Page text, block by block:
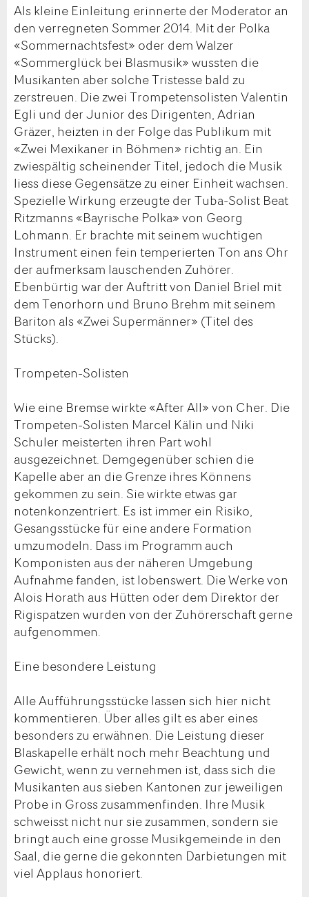
Als kleine Einleitung erinnerte der Moderator an
den verregneten Sommer 2014. Mit der Polka
«Sommernachtsfest» oder dem Walzer
«Sommerglück bei Blasmusik» wussten die
Musikanten aber solche Tristesse bald zu
zerstreuen. Die zwei Trompetensolisten Valentin
Egli und der Junior des Dirigenten, Adrian
Gräzer, heizten in der Folge das Publikum mit
«Zwei Mexikaner in Böhmen» richtig an. Ein
zwiespältig scheinender Titel, jedoch die Musik
liess diese Gegensätze zu einer Einheit wachsen.
Spezielle Wirkung erzeugte der Tuba-Solist Beat
Ritzmanns «Bayrische Polka» von Georg
Lohmann. Er brachte mit seinem wuchtigen
Instrument einen fein temperierten Ton ans Ohr
der aufmerksam lauschenden Zuhörer.
Ebenbürtig war der Auftritt von Daniel Briel mit
dem Tenorhorn und Bruno Brehm mit seinem
Bariton als «Zwei Supermänner» (Titel des
Stücks).
Trompeten-Solisten
Wie eine Bremse wirkte «After All» von Cher. Die
Trompeten-Solisten Marcel Kälin und Niki
Schuler meisterten ihren Part wohl
ausgezeichnet. Demgegenüber schien die
Kapelle aber an die Grenze ihres Könnens
gekommen zu sein. Sie wirkte etwas gar
notenkonzentriert. Es ist immer ein Risiko,
Gesangsstücke für eine andere Formation
umzumodeln. Dass im Programm auch
Komponisten aus der näheren Umgebung
Aufnahme fanden, ist lobenswert. Die Werke von
Alois Horath aus Hütten oder dem Direktor der
Rigispatzen wurden von der Zuhörerschaft gerne
aufgenommen.
Eine besondere Leistung
Alle Aufführungsstücke lassen sich hier nicht
kommentieren. Über alles gilt es aber eines
besonders zu erwähnen. Die Leistung dieser
Blaskapelle erhält noch mehr Beachtung und
Gewicht, wenn zu vernehmen ist, dass sich die
Musikanten aus sieben Kantonen zur jeweiligen
Probe in Gross zusammenfinden. Ihre Musik
schweisst nicht nur sie zusammen, sondern sie
bringt auch eine grosse Musikgemeinde in den
Saal, die gerne die gekonnten Darbietungen mit
viel Applaus honoriert.